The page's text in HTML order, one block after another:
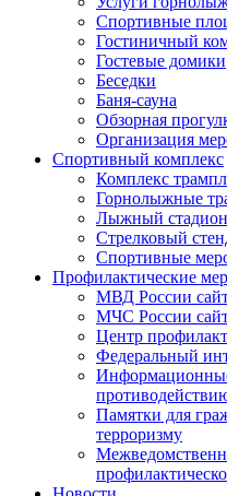
Спортивные
Гостиничный
Гостевые домики
Беседки
Баня-сауна
Обзорная
Организация
Спортивный комплекс
Комплекс
Горнолыжные
Лыжный стадион
Стрелковый
Спортивные
Профилактические
МВД России
МЧС России
Центр
Федеральный
Памятки для
терроризму